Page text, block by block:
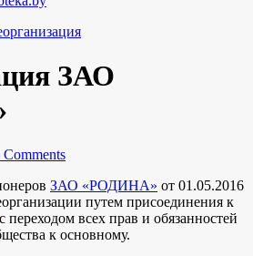
ЗАО
ЗАО «РОДИНА» от 01.05.2016
путем присоединения к
с переходом всех прав и обязанностей
к основному.